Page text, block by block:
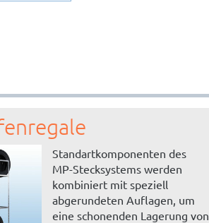
Standartkomponenten des
MP-Stecksystems werden
kombiniert mit speziell
abgerundeten Auflagen, um
eine schonenden Lagerung von